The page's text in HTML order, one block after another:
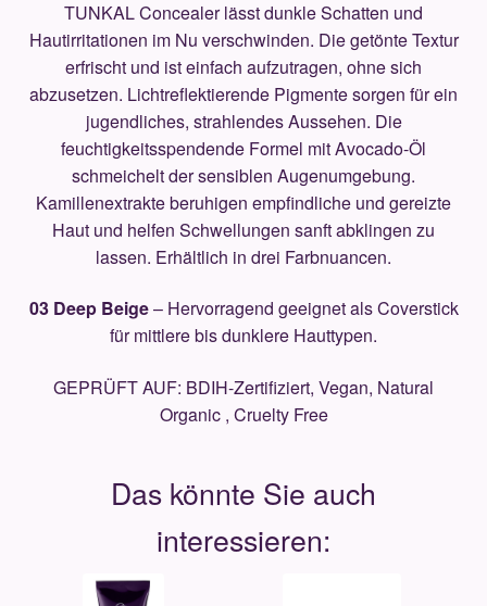
TUNKAL Concealer lässt dunkle Schatten und
Hautirritationen im Nu verschwinden. Die getönte Textur
erfrischt und ist einfach aufzutragen, ohne sich
abzusetzen. Lichtreflektierende Pigmente sorgen für ein
jugendliches, strahlendes Aussehen. Die
feuchtigkeitsspendende Formel mit Avocado-Öl
schmeichelt der sensiblen Augenumgebung.
Kamillenextrakte beruhigen empfindliche und gereizte
Haut und helfen Schwellungen sanft abklingen zu
lassen. Erhältlich in drei Farbnuancen.
03 Deep Beige– Hervorragend geeignet als Coverstick
für mittlere bis dunklere Hauttypen.
GEPRÜFT AUF: BDIH-Zertifiziert, Vegan, Natural
Organic , Cruelty Free